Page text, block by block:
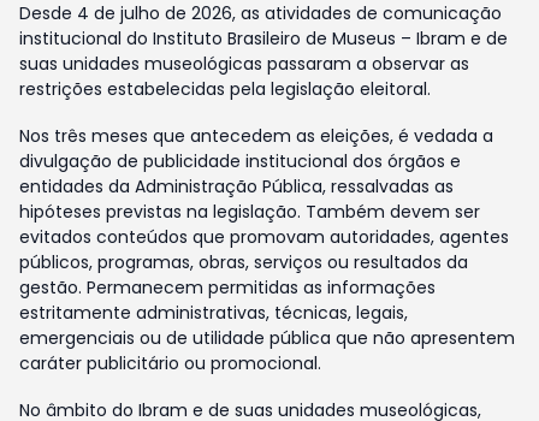
Desde 4 de julho de 2026, as atividades de comunicação
institucional do Instituto Brasileiro de Museus – Ibram e de
suas unidades museológicas passaram a observar as
restrições estabelecidas pela legislação eleitoral.
Nos três meses que antecedem as eleições, é vedada a
divulgação de publicidade institucional dos órgãos e
entidades da Administração Pública, ressalvadas as
hipóteses previstas na legislação. Também devem ser
evitados conteúdos que promovam autoridades, agentes
públicos, programas, obras, serviços ou resultados da
gestão. Permanecem permitidas as informações
estritamente administrativas, técnicas, legais,
emergenciais ou de utilidade pública que não apresentem
caráter publicitário ou promocional.
No âmbito do Ibram e de suas unidades museológicas,